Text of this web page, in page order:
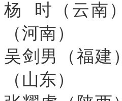
杨 时（云南
（河南）
吴剑男（福建
（山东）